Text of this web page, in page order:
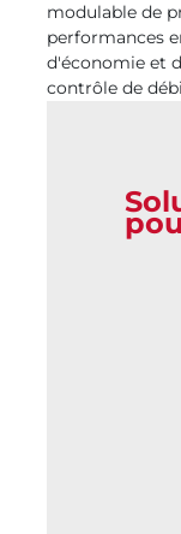
modulable de
performances
d'économie et
contrôle de